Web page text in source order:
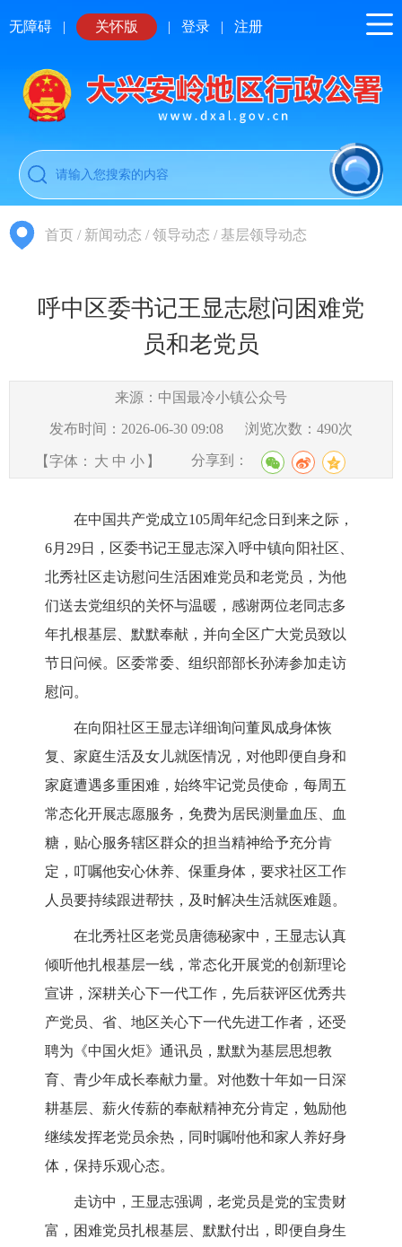
无障碍 | 关怀版 | 登录 | 注册
首页 / 新闻动态 /领导动态 / 基层领导动态
呼中区委书记王显志慰问困难党
员和老党员
来源：中国最冷小镇公众号
发布时间：2026-06-30 09:08 浏览次数： 490次
【字体： 大 中 小 】 分享到：
在中国共产党成立105周年纪念日到来之际，
6月29日，区委书记王显志深入呼中镇向阳社区、
北秀社区走访慰问生活困难党员和老党员，为他
们送去党组织的关怀与温暖，感谢两位老同志多
年扎根基层、默默奉献，并向全区广大党员致以
节日问候。区委常委、组织部部长孙涛参加走访
慰问。
在向阳社区王显志详细询问董凤成身体恢
复、家庭生活及女儿就医情况，对他即便自身和
家庭遭遇多重困难，始终牢记党员使命，每周五
常态化开展志愿服务，免费为居民测量血压、血
糖，贴心服务辖区群众的担当精神给予充分肯
定，叮嘱他安心休养、保重身体，要求社区工作
人员要持续跟进帮扶，及时解决生活就医难题。
在北秀社区老党员唐德秘家中，王显志认真
倾听他扎根基层一线，常态化开展党的创新理论
宣讲，深耕关心下一代工作，先后获评区优秀共
产党员、省、地区关心下一代先进工作者，还受
聘为《中国火炬》通讯员，默默为基层思想教
育、青少年成长奉献力量。对他数十年如一日深
耕基层、薪火传薪的奉献精神充分肯定，勉励他
继续发挥老党员余热，同时嘱咐他和家人养好身
体，保持乐观心态。
走访中，王显志强调，老党员是党的宝贵财
富，困难党员扎根基层、默默付出，即便自身生